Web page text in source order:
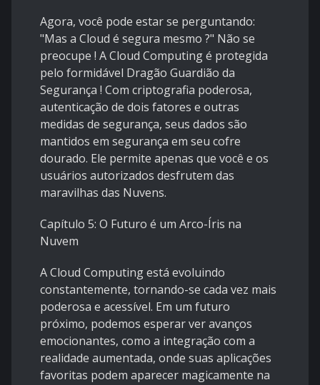
Agora, você pode estar se perguntando:
"Mas a Cloud é segura mesmo ?" Não se
preocupe ! A Cloud Computing é protegida
pelo formidável Dragão Guardião da
Segurança ! Com criptografia poderosa,
autenticação de dois fatores e outras
medidas de segurança, seus dados são
mantidos em segurança em seu cofre
dourado. Ele permite apenas que você e os
usuários autorizados desfrutem das
maravilhas das Nuvens.
Capítulo 5: O Futuro é um Arco-Íris na
Nuvem
A Cloud Computing está evoluindo
constantemente, tornando-se cada vez mais
poderosa e acessível. Em um futuro
próximo, podemos esperar ver avanços
emocionantes, como a integração com a
realidade aumentada, onde suas aplicações
favoritas podem aparecer magicamente na